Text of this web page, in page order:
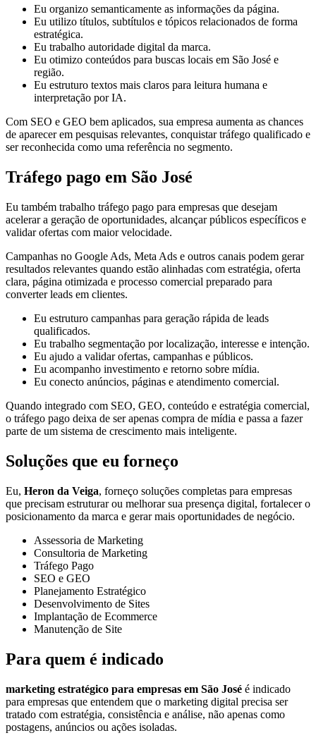
Eu organizo semanticamente as informações da página.
Eu utilizo títulos, subtítulos e tópicos relacionados de forma
estratégica.
Eu trabalho autoridade digital da marca.
Eu otimizo conteúdos para buscas locais em São José e
região.
Eu estruturo textos mais claros para leitura humana e
interpretação por IA.
Com SEO e GEO bem aplicados, sua empresa aumenta as chances
de aparecer em pesquisas relevantes, conquistar tráfego qualificado e
ser reconhecida como uma referência no segmento.
Tráfego pago em São José
Eu também trabalho tráfego pago para empresas que desejam
acelerar a geração de oportunidades, alcançar públicos específicos e
validar ofertas com maior velocidade.
Campanhas no Google Ads, Meta Ads e outros canais podem gerar
resultados relevantes quando estão alinhadas com estratégia, oferta
clara, página otimizada e processo comercial preparado para
converter leads em clientes.
Eu estruturo campanhas para geração rápida de leads
qualificados.
Eu trabalho segmentação por localização, interesse e intenção.
Eu ajudo a validar ofertas, campanhas e públicos.
Eu acompanho investimento e retorno sobre mídia.
Eu conecto anúncios, páginas e atendimento comercial.
Quando integrado com SEO, GEO, conteúdo e estratégia comercial,
o tráfego pago deixa de ser apenas compra de mídia e passa a fazer
parte de um sistema de crescimento mais inteligente.
Soluções que eu forneço
Eu, Heron da Veiga, forneço soluções completas para empresas
que precisam estruturar ou melhorar sua presença digital, fortalecer o
posicionamento da marca e gerar mais oportunidades de negócio.
Assessoria de Marketing
Consultoria de Marketing
Tráfego Pago
SEO e GEO
Planejamento Estratégico
Desenvolvimento de Sites
Implantação de Ecommerce
Manutenção de Site
Para quem é indicado
marketing estratégico para empresas em São José é indicado
para empresas que entendem que o marketing digital precisa ser
tratado com estratégia, consistência e análise, não apenas como
postagens, anúncios ou ações isoladas.